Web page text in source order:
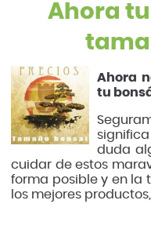
Ahora
Ahora
tu
duda
cuidar de estos
forma posible y en la
los mejores productos,